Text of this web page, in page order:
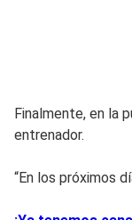
Finalmente, en la
entrenador.
“En los próximos